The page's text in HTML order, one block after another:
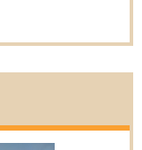
：東京都千代田
いて、当社グル
たことをお知